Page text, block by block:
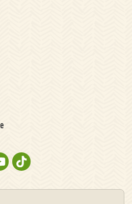
OP INSTAGRAM
OP PINTEREST
OP YOUTUBE
NATURESCANNER OP TIKTOK